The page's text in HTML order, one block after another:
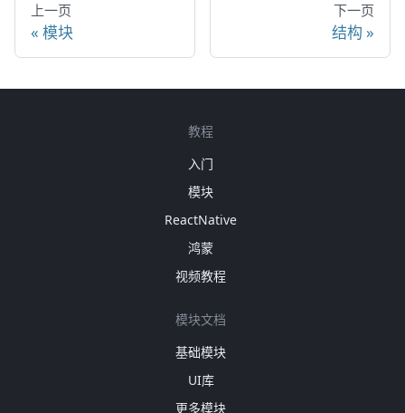
上一页
模块
下一页
结构
教程
入门
模块
ReactNative
鸿蒙
视频教程
模块文档
基础模块
UI库
更多模块